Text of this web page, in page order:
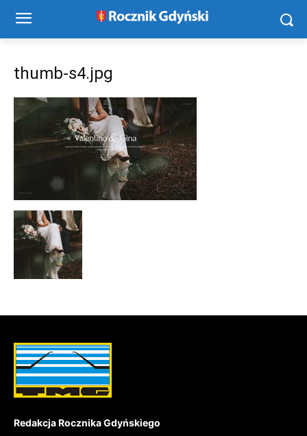
thumb-s4.jpg
Redakcja Rocznika Gdyńskiego